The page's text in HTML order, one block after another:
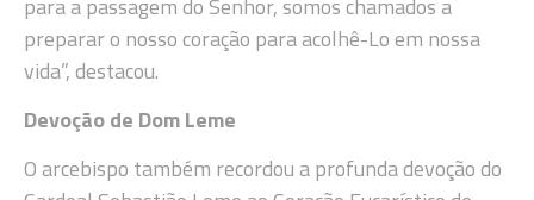
preparar o nosso coração para acolhê-Lo em nossa
vida”, destacou.
Devoção de Dom Leme
O arcebispo também recordou a profunda devoção do